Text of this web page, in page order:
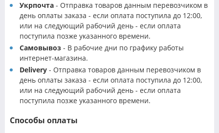
Укрпочта - Отправка товаров данным перевозчиком в
день оплаты заказа - если оплата поступила до 12:00,
или на следующий рабочий день - если оплата
поступила позже указанного времени.
Самовывоз - В рабочие дни по графику работы
интернет-магазина.
Delivery - Отправка товаров данным перевозчиком в
день оплаты заказа - если оплата поступила до 12:00,
или на следующий рабочий день - если оплата
поступила позже указанного времени.
Способы оплаты